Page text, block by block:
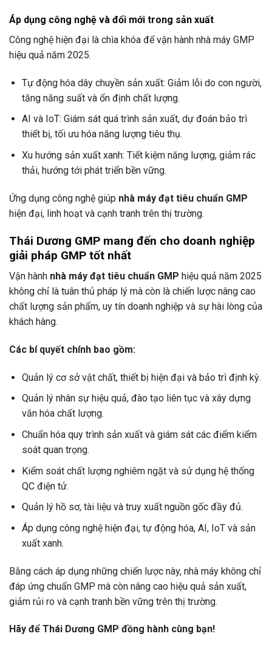
Áp dụng công nghệ và đổi mới trong sản xuất
Công nghệ hiện đại là chìa khóa để vận hành nhà máy GMP
hiệu quả năm 2025.
Tự động hóa dây chuyền sản xuất: Giảm lỗi do con người,
tăng năng suất và ổn định chất lượng.
AI và IoT: Giám sát quá trình sản xuất, dự đoán bảo trì
thiết bị, tối ưu hóa năng lượng tiêu thụ.
Xu hướng sản xuất xanh: Tiết kiệm năng lượng, giảm rác
thải, hướng tới phát triển bền vững.
Ứng dụng công nghệ giúp nhà máy đạt tiêu chuẩn GMP
hiện đại, linh hoạt và cạnh tranh trên thị trường.
Thái Dương GMP mang đến cho doanh nghiệp
giải pháp GMP tốt nhất
Vận hành nhà máy đạt tiêu chuẩn GMP hiệu quả năm 2025
không chỉ là tuân thủ pháp lý mà còn là chiến lược nâng cao
chất lượng sản phẩm, uy tín doanh nghiệp và sự hài lòng của
khách hàng.
Các bí quyết chính bao gồm:
Quản lý cơ sở vật chất, thiết bị hiện đại và bảo trì định kỳ.
Quản lý nhân sự hiệu quả, đào tạo liên tục và xây dựng
văn hóa chất lượng.
Chuẩn hóa quy trình sản xuất và giám sát các điểm kiểm
soát quan trọng.
Kiểm soát chất lượng nghiêm ngặt và sử dụng hệ thống
QC điện tử.
Quản lý hồ sơ, tài liệu và truy xuất nguồn gốc đầy đủ.
Áp dụng công nghệ hiện đại, tự động hóa, AI, IoT và sản
xuất xanh.
Bằng cách áp dụng những chiến lược này, nhà máy không chỉ
đáp ứng chuẩn GMP mà còn nâng cao hiệu quả sản xuất,
giảm rủi ro và cạnh tranh bền vững trên thị trường.
Hãy để Thái Dương GMP đồng hành cùng bạn!